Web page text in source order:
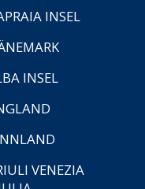
INSEL
INSEL
VENEZIA